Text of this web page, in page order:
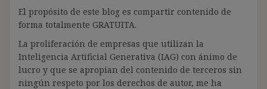
El propósito de este blog es compartir contenido de
forma totalmente GRATUITA.
La proliferación de empresas que utilizan la
Inteligencia Artificial Generativa (IAG) con ánimo de
lucro y que se apropian del contenido de terceros sin
ningún respeto por los derechos de autor, me ha